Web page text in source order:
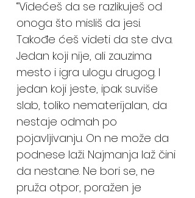
“Videćeš da se razlikuješ od
onoga što misliš da jesi.
Takođe ćeš videti da ste dva.
Jedan koji nije, ali zauzima
mesto i igra ulogu drugog. I
jedan koji jeste, ipak suviše
slab, toliko nematerijalan, da
nestaje odmah po
pojavljivanju. On ne može da
podnese laži. Najmanja laž čini
da nestane. Ne bori se, ne
pruža otpor, poražen je